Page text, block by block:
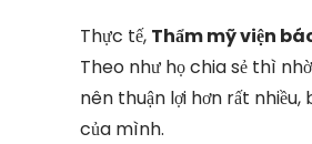
Thực tế, Thẩm mỹ viện
Theo như họ chia sẻ thì nhờ
nên thuận lợi hơn rất
của mình.